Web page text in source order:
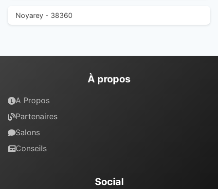
Noyarey - 38360
À propos
A Propos
Partenaires
Salons
Conseils
Social